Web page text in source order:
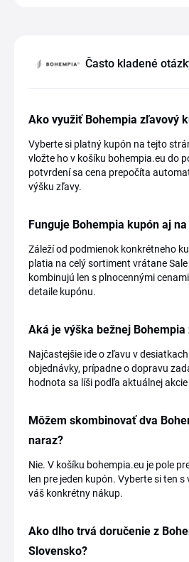
Často kladené
Ako využiť Bohempia zľavový
Vyberte si platný kupón na tejto
vložte ho v košíku bohempia.eu do
potvrdení sa cena prepočíta
výšku zľavy.
Funguje Bohempia kupón aj
Záleží od podmienok konkrétneho
platia na celý sortiment vrátane Sale
kombinujú len s plnocennými
detaile kupónu.
Aká je výška bežnej Bohempia
Najčastejšie ide o zľavu v
objednávky, prípadne o dopravu
hodnota sa líši podľa aktuálnej
Môžem skombinovať dva
naraz?
Nie. V košíku bohempia.eu je pole
len pre jeden kupón. Vyberte si ten
váš konkrétny nákup.
Ako dlho trvá doručenie z
Slovensko?